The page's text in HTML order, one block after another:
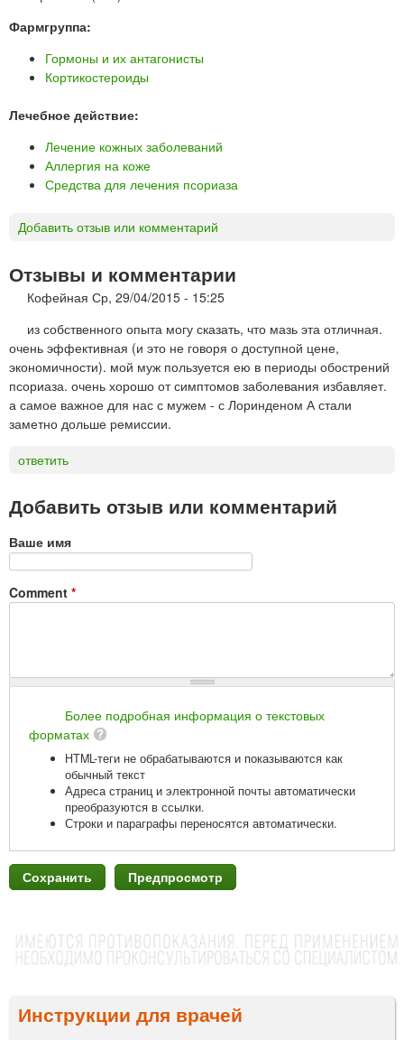
Фармгруппа:
Гормоны и их антагонисты
Кортикостероиды
Лечебное действие:
Лечение кожных заболеваний
Аллергия на коже
Средства для лечения псориаза
Добавить отзыв или комментарий
Отзывы и комментарии
Кофейная Ср, 29/04/2015 - 15:25
из собственного опыта могу сказать, что мазь эта отличная.
очень эффективная (и это не говоря о доступной цене,
экономичности). мой муж пользуется ею в периоды обострений
псориаза. очень хорошо от симптомов заболевания избавляет.
а самое важное для нас с мужем - с Лоринденом А стали
заметно дольше ремиссии.
ответить
Добавить отзыв или комментарий
Ваше имя
Comment *
Более подробная информация о текстовых
форматах
HTML-теги не обрабатываются и показываются как
обычный текст
Адреса страниц и электронной почты автоматически
преобразуются в ссылки.
Строки и параграфы переносятся автоматически.
Инструкции для врачей